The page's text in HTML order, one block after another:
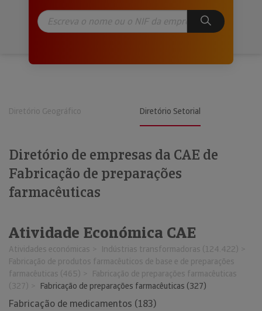
Diretório Geográfico Diretório Setorial
Diretório de empresas da CAE de
Fabricação de preparações
farmacêuticas
Atividade Económica CAE
Atividades económicas
Indústrias transformadoras (124.422)
Fabricação de produtos farmacêuticos de base e de preparações
farmacêuticas (465)
Fabricação de preparações farmacêuticas
(327)
Fabricação de preparações farmacêuticas (327)
Fabricação de medicamentos (183)